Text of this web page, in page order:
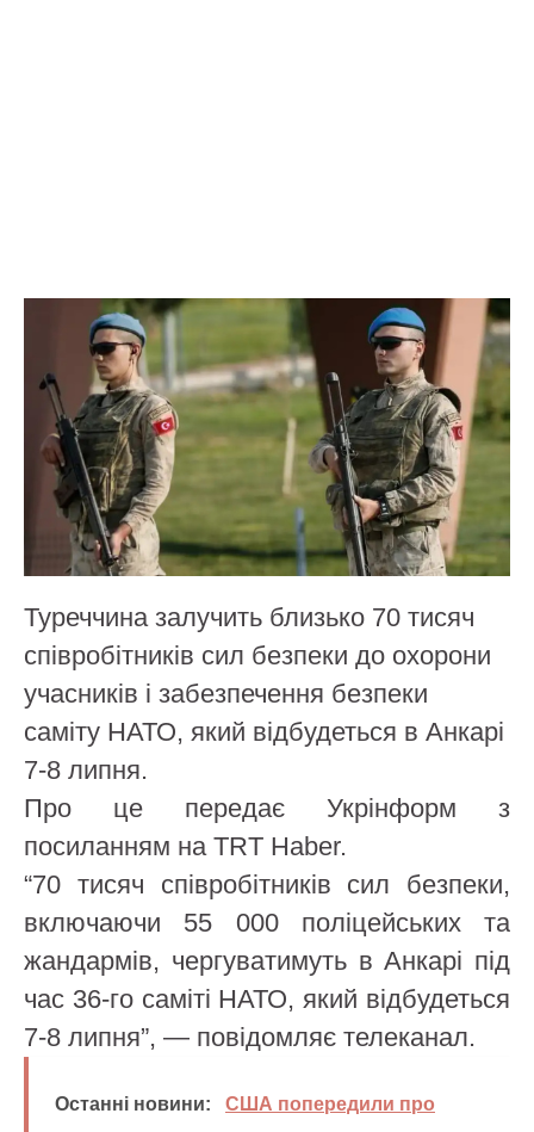
Туреччина залучить близько 70 тисяч
співробітників сил безпеки до охорони
учасників і забезпечення безпеки
саміту НАТО, який відбудеться в Анкарі
7-8 липня.
Про це передає Укрінформ з
посиланням на TRT Haber.
“70 тисяч співробітників сил безпеки,
включаючи 55 000 поліцейських та
жандармів, чергуватимуть в Анкарі під
час 36-го саміті НАТО, який відбудеться
7-8 липня”, — повідомляє телеканал.
Останні новини:
США попередили про